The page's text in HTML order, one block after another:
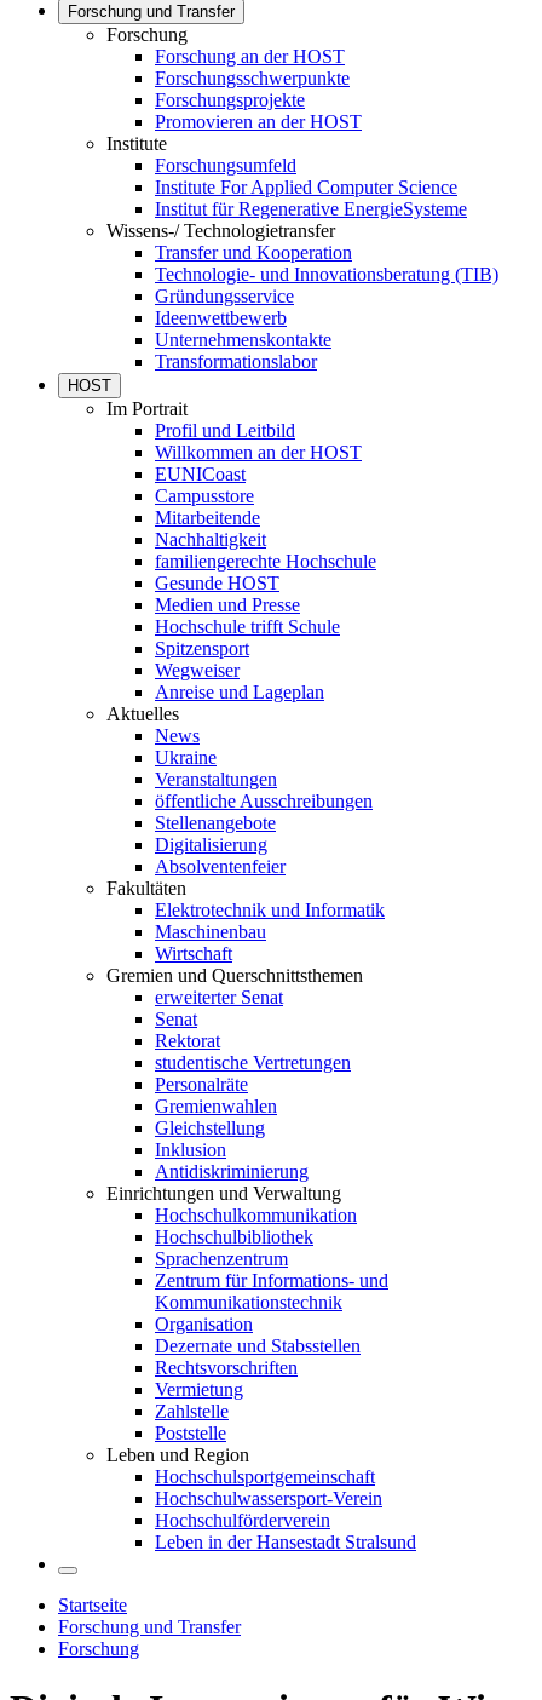
Forschung und Transfer
Forschung
Forschung an der HOST
Forschungsschwerpunkte
Forschungsprojekte
Promovieren an der HOST
Institute
Forschungsumfeld
Institute For Applied Computer Science
Institut für Regenerative EnergieSysteme
Wissens-/ Technologietransfer
Transfer und Kooperation
Technologie- und Innovationsberatung (TIB)
Gründungsservice
Ideenwettbewerb
Unternehmenskontakte
Transformationslabor
HOST
Im Portrait
Profil und Leitbild
Willkommen an der HOST
EUNICoast
Campusstore
Mitarbeitende
Nachhaltigkeit
familiengerechte Hochschule
Gesunde HOST
Medien und Presse
Hochschule trifft Schule
Spitzensport
Wegweiser
Anreise und Lageplan
Aktuelles
News
Ukraine
Veranstaltungen
öffentliche Ausschreibungen
Stellenangebote
Digitalisierung
Absolventenfeier
Fakultäten
Elektrotechnik und Informatik
Maschinenbau
Wirtschaft
Gremien und Querschnittsthemen
erweiterter Senat
Senat
Rektorat
studentische Vertretungen
Personalräte
Gremienwahlen
Gleichstellung
Inklusion
Antidiskriminierung
Einrichtungen und Verwaltung
Hochschulkommunikation
Hochschulbibliothek
Sprachenzentrum
Zentrum für Informations- und
Kommunikationstechnik
Organisation
Dezernate und Stabsstellen
Rechtsvorschriften
Vermietung
Zahlstelle
Poststelle
Leben und Region
Hochschulsportgemeinschaft
Hochschulwassersport-Verein
Hochschulförderverein
Leben in der Hansestadt Stralsund
Startseite
Forschung und Transfer
Forschung